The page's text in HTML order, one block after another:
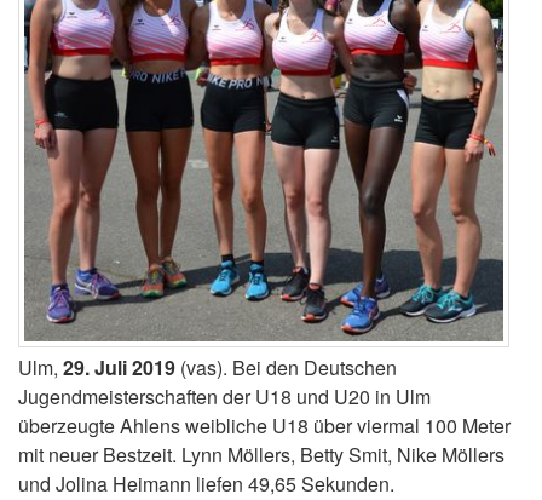
Ulm, 29. Juli 2019 (vas). Bei den Deutschen
Jugendmeisterschaften der U18 und U20 in Ulm
überzeugte Ahlens weibliche U18 über viermal 100 Meter
mit neuer Bestzeit. Lynn Möllers, Betty Smit, Nike Möllers
und Jolina Heimann liefen 49,65 Sekunden.